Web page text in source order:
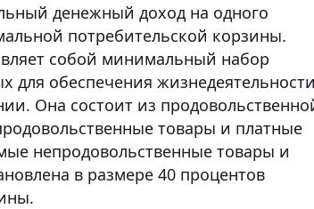
денежный доход на одного
потребительской корзины.
собой минимальный набор
для обеспечения
Она состоит из
товары и платные
непродовольственные товары и
в размере 40 процентов